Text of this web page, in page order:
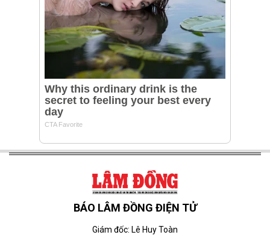
BÁO LÂM ĐỒNG ĐIỆN TỬ
Giám đốc: Lê Huy Toàn